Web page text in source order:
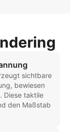
sichtbare
bewiesen
Diese taktile
den Maßstab